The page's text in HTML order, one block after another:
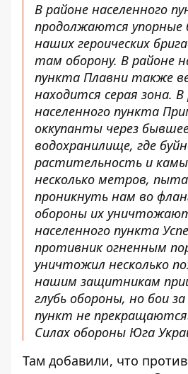
В районе населенного
продолжаются упорные
наших героических
там оборону. В районе
пункта Плавни также
находится серая зона. В
населенного пункта
оккупанты через
водохранилище, где
растительность и
несколько метров,
проникнуть нам во
обороны их
населенного пункта
противник огненным
уничтожил несколько
нашим защитникам
глубь обороны, но бои
пункт не
Силах обороны Юга
Там добавили, что